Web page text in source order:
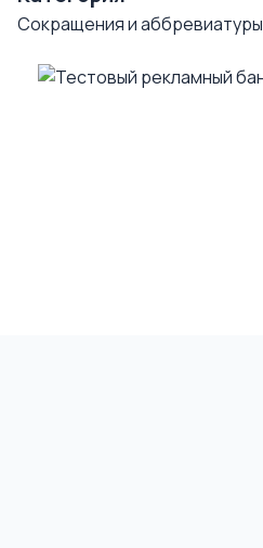
Сокращения и аббревиатуры